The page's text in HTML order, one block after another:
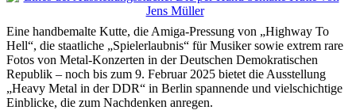
Eine handbemalte Kutte, die Amiga-Pressung von „Highway To
Hell“, die staatliche „Spielerlaubnis“ für Musiker sowie extrem rare
Fotos von Metal-Konzerten in der Deutschen Demokratischen
Republik – noch bis zum 9. Februar 2025 bietet die Ausstellung
„Heavy Metal in der DDR“ in Berlin spannende und vielschichtige
Einblicke, die zum Nachdenken anregen.